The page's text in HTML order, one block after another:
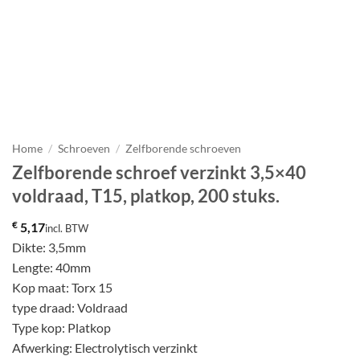
Home / Schroeven / Zelfborende schroeven
Zelfborende schroef verzinkt 3,5×40
voldraad, T15, platkop, 200 stuks.
€ 5,17incl. BTW
Dikte: 3,5mm
Lengte: 40mm
Kop maat: Torx 15
type draad: Voldraad
Type kop: Platkop
Afwerking: Electrolytisch verzinkt